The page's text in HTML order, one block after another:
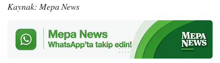
Kaynak: Mepa News